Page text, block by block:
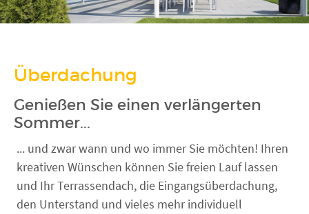
SOMMERAKTION
Überdachung
Genießen Sie einen verlängerten
Sommer...
... und zwar wann und wo immer Sie möchten! Ihren
kreativen Wünschen können Sie freien Lauf lassen
und Ihr Terrassendach, die Eingangsüberdachung,
den Unterstand und vieles mehr individuell